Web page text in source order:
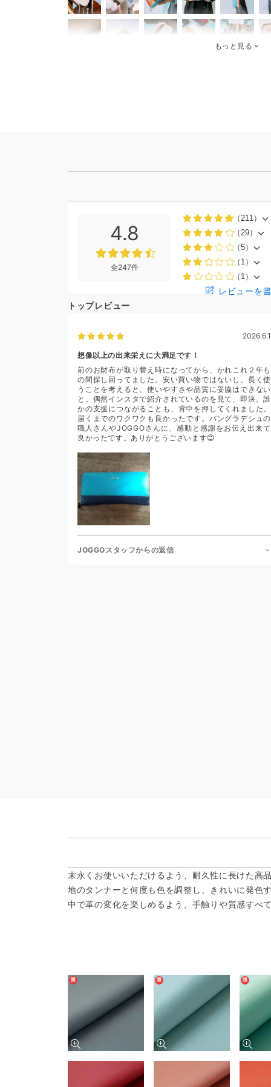
もっと見る
4.8
全247件
（211）
（29）
（5）
（1）
（1）
レビューを
トップレビュー
2026.6.1
想像以上の出来栄えに大満足です！
前のお財布が取り替え時になってから、かれこれ２年も
の間探し回ってました。安い買い物ではないし、長く使
うことを考えると、使いやすさや品質に妥協はできない
と。偶然インスタで紹介されているのを見て、即決。誰
かの支援につながることも、背中を押してくれました。
届くまでのワクワクも良かったです。バングラデシュの
職人さんやJOGGOさんに、感動と感謝をお伝え出来て
良かったです。ありがとうございます😊
JOGGOスタッフからの返信
末永くお使いいただけるよう、耐久性に長けた高
地のタンナーと何度も色を調整し、きれいに発色
中で革の変化を楽しめるよう、手触りや質感すべ
限 限 限